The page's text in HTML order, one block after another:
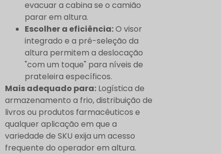
evacuar a cabina se o camião
parar em altura.
Escolher a eficiência:O visor
integrado e a pré-seleção da
altura permitem a deslocação
"com um toque" para níveis de
prateleira específicos.
Mais adequado para: Logística de
armazenamento a frio, distribuição de
livros ou produtos farmacêuticos e
qualquer aplicação em que a
variedade de SKU exija um acesso
frequente do operador em altura.